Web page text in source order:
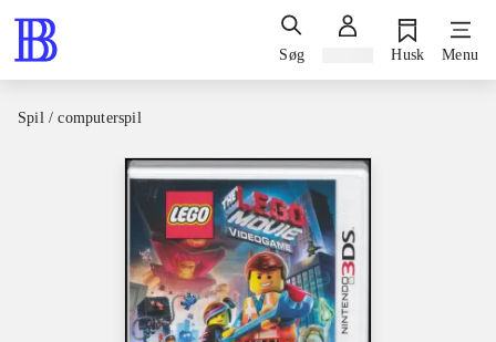
Søg Husk Menu
Spil / computerspil